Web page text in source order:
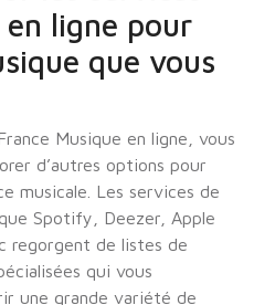
ligne pour
que vous
Musique en ligne, vous
d’autres options pour
musicale. Les services de
Spotify, Deezer, Apple
regorgent de listes de
qui vous
une grande variété de